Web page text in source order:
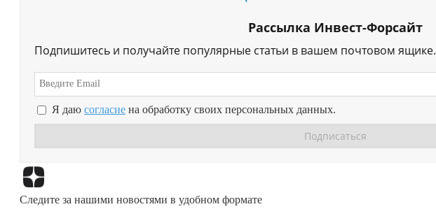
Рассылка Инвест-Форсайт
Подпишитесь и получайте популярные статьи в вашем почтовом ящике.
Я даю согласие на обработку своих персональных данных.
Следите за нашими новостями в удобном формате